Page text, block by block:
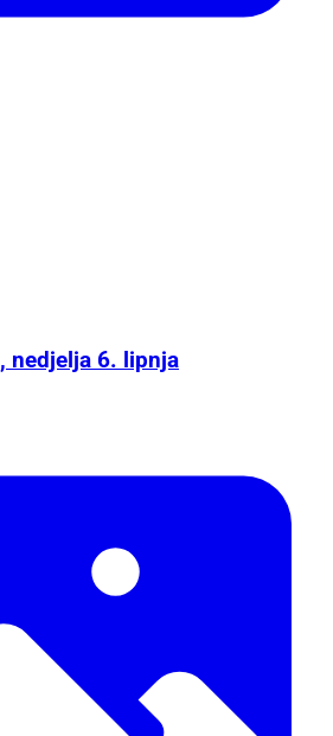
nedjelja 6. lipnja